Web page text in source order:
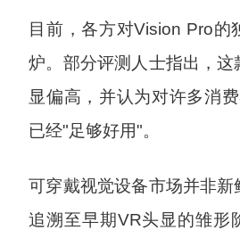
目前，各方对Vision Pro的
炉。部分评测人士指出，这
显偏高，并认为对许多消
已经"足够好用"。
可穿戴视觉设备市场并非
追溯至早期VR头显的雏